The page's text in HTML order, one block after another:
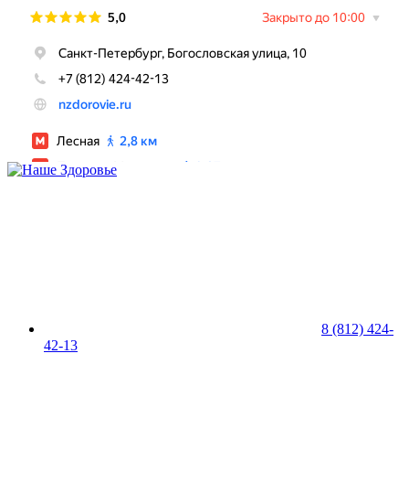
8 (812) 424-
42-13